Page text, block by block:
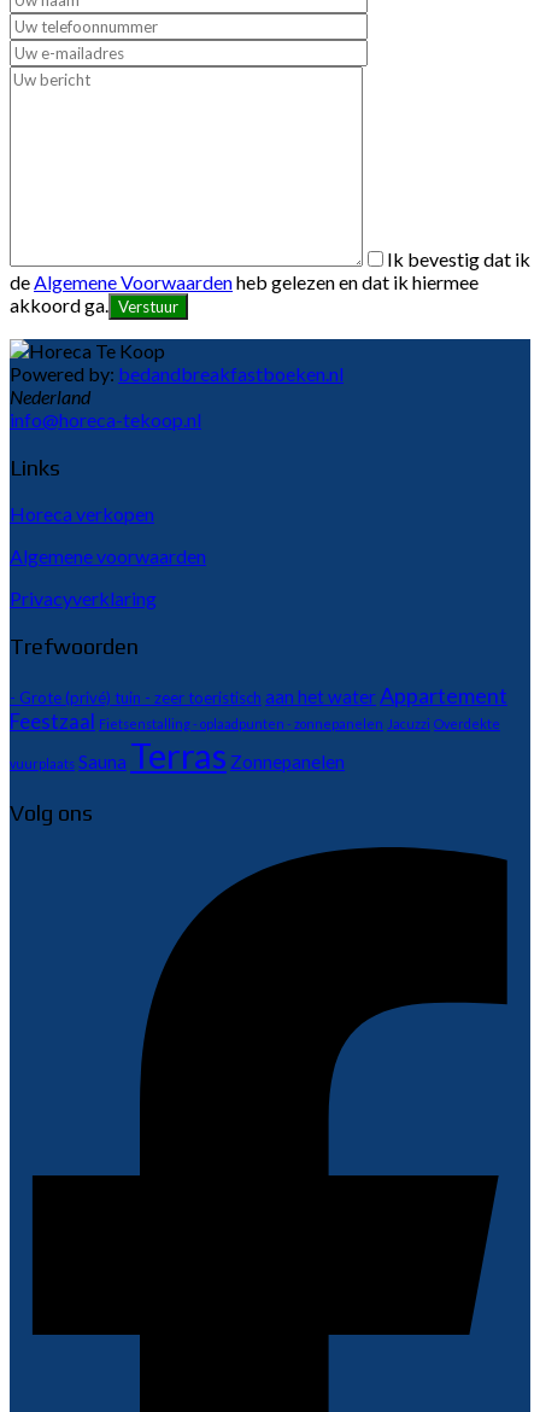
Ik bevestig dat ik
deAlgemene Voorwaardenheb gelezen en dat ik hiermee
akkoord ga.
Powered by: bedandbreakfastboeken.nl
Nederland
info@horeca-tekoop.nl
Links
Horeca verkopen
Algemene voorwaarden
Privacyverklaring
Trefwoorden
- Grote (privé) tuin - zeer toeristisch aan het waterAppartement
Feestzaal Fietsenstalling - oplaadpunten - zonnepanelen Jacuzzi Overdekte
vuurplaats Sauna Terras Zonnepanelen
Volg ons